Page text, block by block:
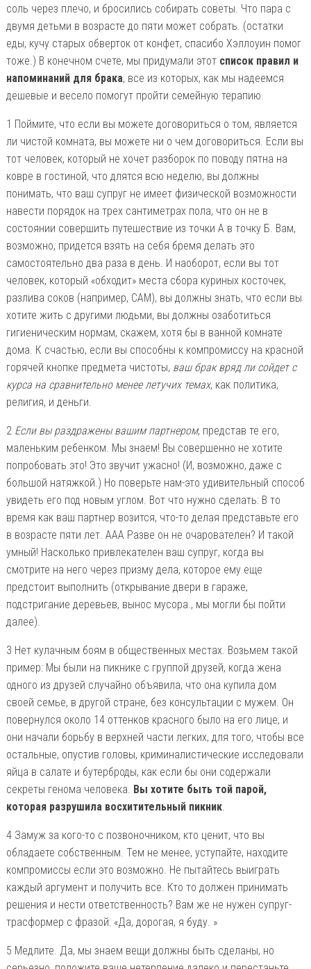
соль через плечо, и бросились собирать советы. Что пара с
двумя детьми в возрасте до пяти может собрать. (остатки
еды, кучу старых обверток от конфет, спасибо Хэллоуин помог
тоже.) В конечном счете, мы придумали этот список правил и
напоминаний для брака, все из которых, как мы надеемся
дешевые и весело помогут пройти семейную терапию.
1 Поймите, что если вы можете договориться о том, является
ли чистой комната, вы можете ни о чем договориться. Если вы
тот человек, который не хочет разборок по поводу пятна на
ковре в гостиной, что длятся всю неделю, вы должны
понимать, что ваш супруг не имеет физической возможности
навести порядок на трех сантиметрах пола, что он не в
состоянии совершить путешествие из точки А в точку Б. Вам,
возможно, придется взять на себя бремя делать это
самостоятельно два раза в день. И наоборот, если вы тот
человек, который «обходит» места сбора куриных косточек,
разлива соков (например, СAM), вы должны знать, что если вы
хотите жить с другими людьми, вы должны озаботиться
гигиеническим нормам, скажем, хотя бы в ванной комнате
дома. К счастью, если вы способны к компромиссу на красной
горячей кнопке предмета чистоты, ваш брак вряд ли сойдет с
курса на сравнительно менее летучих темах, как политика,
религия, и деньги.
2 Если вы раздражены вашим партнером, представ те его,
маленьким ребенком. Мы знаем! Вы совершенно не хотите
попробовать это! Это звучит ужасно! (И, возможно, даже с
большой натяжкой.) Но поверьте нам-это удивительный способ
увидеть его под новым углом. Вот что нужно сделать: В то
время как ваш партнер возится, что-то делая представьте его
в возрасте пяти лет. AАА Разве он не очарователен? И такой
умный! Насколько привлекателен ваш супруг, когда вы
смотрите на него через призму дела, которое ему еще
предстоит выполнить (открывание двери в гараже,
подстригание деревьев, вынос мусора., мы могли бы пойти
далее).
3 Нет кулачным боям в общественных местах. Возьмем такой
пример: Мы были на пикнике с группой друзей, когда жена
одного из друзей случайно объявила, что она купила дом
своей семье, в другой стране, без консультации с мужем. Он
повернулся около 14 оттенков красного было на его лице, и
они начали борьбу в верхней части легких, для того, чтобы все
остальные, опустив головы, криминалистические исследовали
яйца в салате и бутерброды, как если бы они содержали
секреты генома человека. Вы хотите быть той парой,
которая разрушила восхитительный пикник.
4 Замуж за кого-то с позвоночником, кто ценит, что вы
обладаете собственным. Тем не менее, уступайте, находите
компромиссы если это возможно. Не пытайтесь выиграть
каждый аргумент и получить все. Кто то должен принимать
решения и нести ответственность? Вам же не нужен супруг-
трасформер с фразой: «Да, дорогая, я буду. »
5 Медлите. Да, мы знаем вещи должны быть сделаны, но